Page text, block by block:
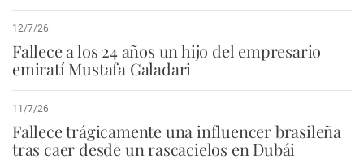
12/7/26
Fallece a los 24 años un hijo del empresario
emiratí Mustafa Galadari
11/7/26
Fallece trágicamente una influencer brasileña
tras caer desde un rascacielos en Dubái